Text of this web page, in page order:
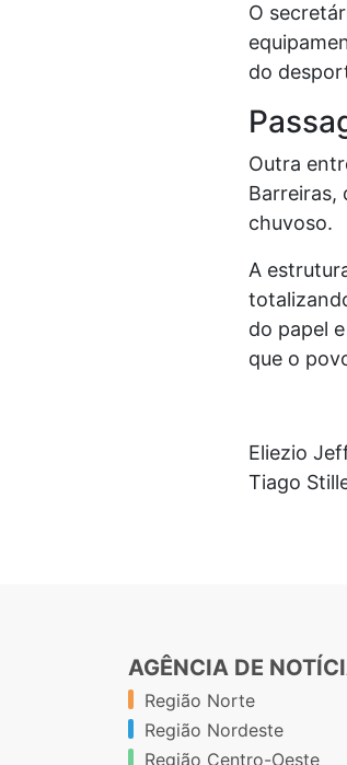
O
do
Outra
Barreiras,
chuvoso.
A
do papel
que o
Eliezio
Tiago
AGÊNCIA DE
Região Norte
Região Nordeste
Região Centro-Oeste